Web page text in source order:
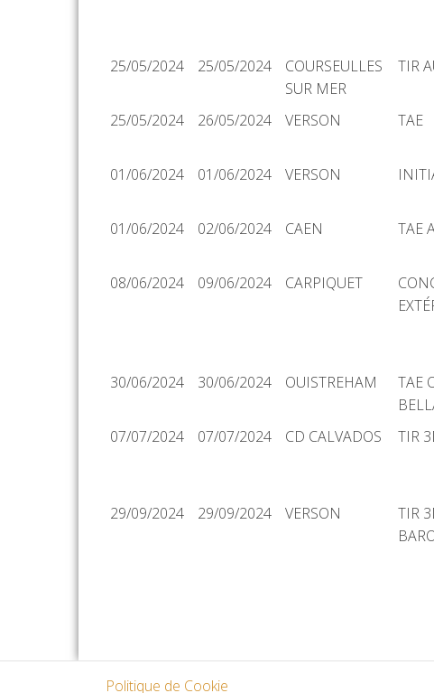
25/05/2024
25/05/2024
COURSEULLES
SUR MER
TIR
25/05/2024 26/05/2024 VERSON TAE
01/06/2024 01/06/2024 VERSON
01/06/2024 02/06/2024 CAEN TAE
08/06/2024 09/06/2024 CARPIQUET
30/06/2024 30/06/2024 OUISTREHAM
TAE
07/07/2024 07/07/2024 CD CALVADOS TIR
29/09/2024
29/09/2024 VERSON
TIR
Politique de Cookie